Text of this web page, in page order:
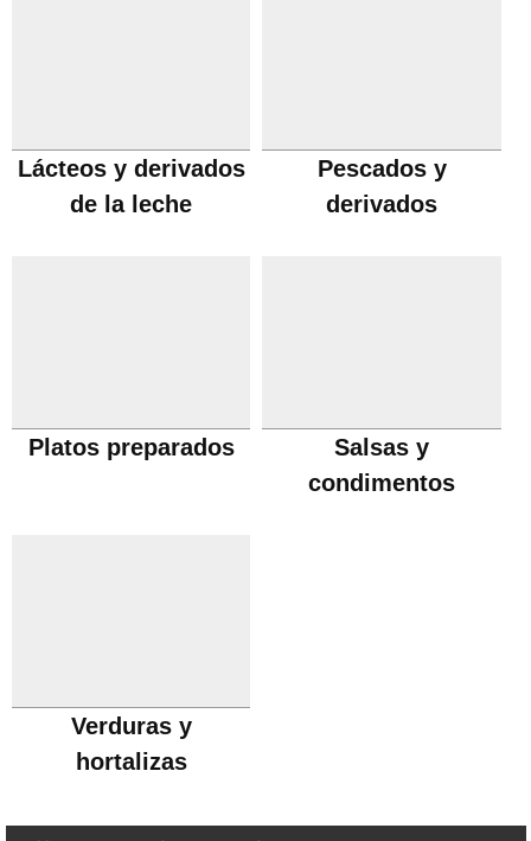
Lácteos y derivados
de la leche
Pescados y
derivados
Platos preparados
Salsas y
condimentos
Verduras y
hortalizas